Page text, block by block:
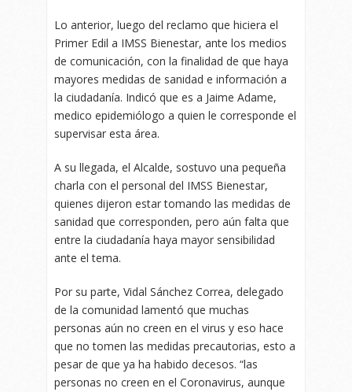
Lo anterior, luego del reclamo que hiciera el
Primer Edil a IMSS Bienestar, ante los medios
de comunicación, con la finalidad de que haya
mayores medidas de sanidad e información a
la ciudadanía. Indicó que es a Jaime Adame,
medico epidemiólogo a quien le corresponde el
supervisar esta área.
A su llegada, el Alcalde, sostuvo una pequeña
charla con el personal del IMSS Bienestar,
quienes dijeron estar tomando las medidas de
sanidad que corresponden, pero aún falta que
entre la ciudadanía haya mayor sensibilidad
ante el tema.
Por su parte, Vidal Sánchez Correa, delegado
de la comunidad lamentó que muchas
personas aún no creen en el virus y eso hace
que no tomen las medidas precautorias, esto a
pesar de que ya ha habido decesos. “las
personas no creen en el Coronavirus, aunque